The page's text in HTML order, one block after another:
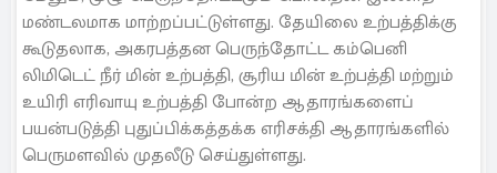
மண்டலமாக மாற்றப்பட்டுள்ளது. தேயிலை உற்பத்திக்கு
கூடுதலாக, அகரபத்தன பெருந்தோட்ட கம்பெனி
லிமிடெட் நீர் மின் உற்பத்தி, சூரிய மின் உற்பத்தி மற்றும்
உயிரி எரிவாயு உற்பத்தி போன்ற ஆதாரங்களைப்
பயன்படுத்தி புதுப்பிக்கத்தக்க எரிசக்தி ஆதாரங்களில்
பெருமளவில் முதலீடு செய்துள்ளது.